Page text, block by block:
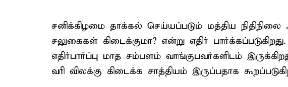
சனிக்கிழமை தாக்கல் செய்யப்படும் மத்திய நிதிநிலை
சலுகைகள் கிடைக்குமா? என்று எதிர்
எதிர்பார்ப்பு மாத சம்பளம் வாங்குபவர்களிடம்
வரி விலக்கு கிடைக்க சாத்தியம் இருப்பதாக